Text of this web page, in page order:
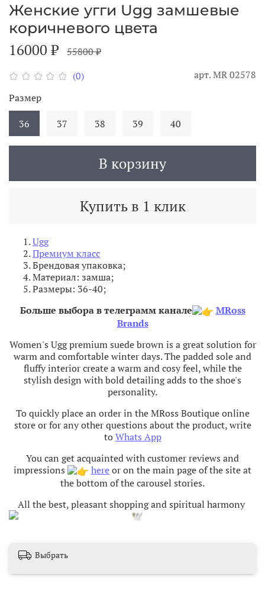
(0) арт.МR 02578
Женские угги Ugg замшевые
коричневого цвета
16000 ₽ 55800 ₽
В корзину
Купить в 1 клик
Размер
36
37 38 39 40
Ugg
Премиум класс
Брендовая упаковка;
Материал: замша;
Размеры: 36-40;
Больше выбора в телеграмм канале
MRoss
Brands
Women's Ugg premium suede brown is a great solution for
warm and comfortable winter days. The padded sole and
fluffy interior create a warm and cosy feel, while the
stylish design with bold detailing adds to the shoe's
personality.
To quickly place an order in the MRoss Boutique online
store or for any other questions about the product, write
to Whats App
You can get acquainted with customer reviews and
impressions
hereor on the main page of the site at
the bottom of the carousel stories.
All the best, pleasant shopping and spiritual harmony
Выбрать